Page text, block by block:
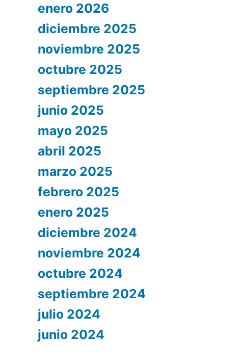
enero 2026
diciembre 2025
noviembre 2025
octubre 2025
septiembre 2025
junio 2025
mayo 2025
abril 2025
marzo 2025
febrero 2025
enero 2025
diciembre 2024
noviembre 2024
octubre 2024
septiembre 2024
julio 2024
junio 2024